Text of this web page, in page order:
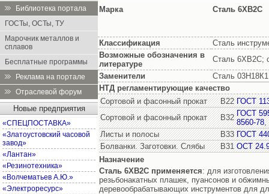
Библиотека портала
ГОСТы, ОСТы, ТУ
Марочник металлов и
сплавов
Бесплатные программы
Реклама на портале
Отраслевой форум
Новые предприятия
«СПЕЦПОСТАВКА»
«Златоустовский часовой
завод»
«Лантан»
«Резинотехника»
«Волчематьев А.Ю.»
«Электроресурс»
Марка
Сталь 6ХВ2С
Классификация
Сталь
Возможные обозначения в
литературе
Сталь 6ХВ2С;
Заменители
Сталь
НТД регламентирующие качество
Сортовой и фасонный прокат
В22 ГОСТ
Сортовой и фасонный прокат
В32 ГОСТ
8560-78,
Листы и полосы
В33 ГОСТ
Болванки. Заготовки. Слябы
В31 ОСТ
Назначение
Сталь 6ХВ2С применяется: для
резьбонакатных плашек, пуансонов и
деревообрабатывающих инструментов для